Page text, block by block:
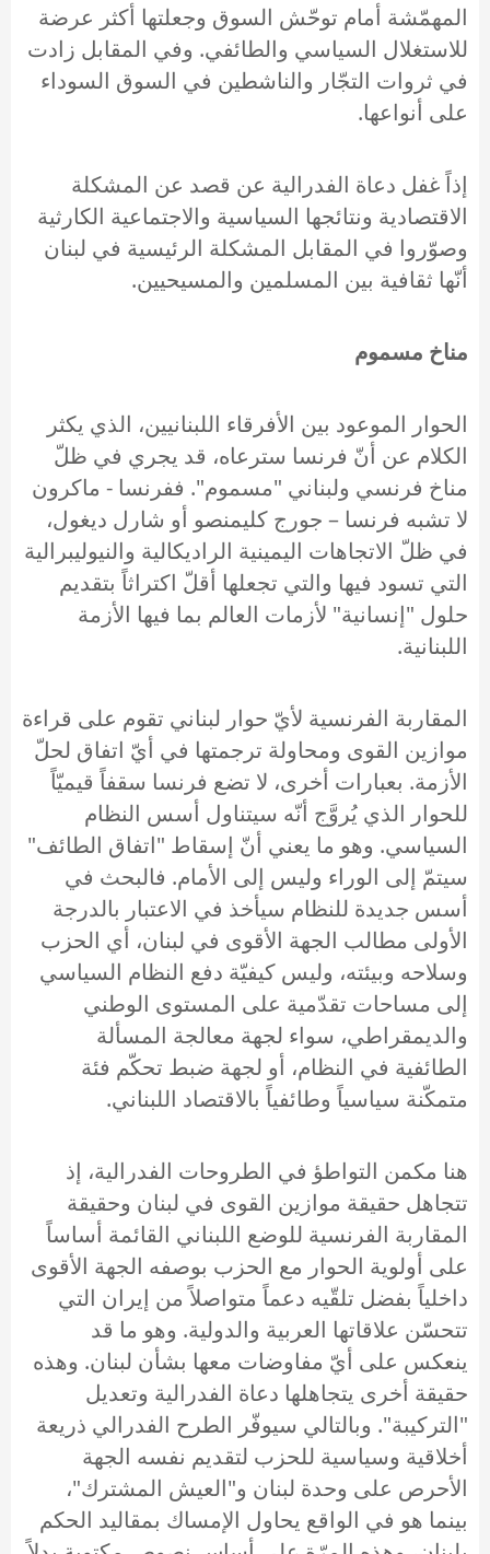
المهمّشة أمام توحّش السوق وجعلتها أكثر عرضة
للاستغلال السياسي والطائفي. وفي المقابل زادت
في ثروات التجّار والناشطين في السوق السوداء
على أنواعها.
إذاً غفل دعاة الفدرالية عن قصد عن المشكلة
الاقتصادية ونتائجها السياسية والاجتماعية الكارثية
وصوّروا في المقابل المشكلة الرئيسية في لبنان
أنّها ثقافية بين المسلمين والمسيحيين.
مناخ مسموم
الحوار الموعود بين الأفرقاء اللبنانيين، الذي يكثر
الكلام عن أنّ فرنسا سترعاه، قد يجري في ظلّ
مناخ فرنسي ولبناني "مسموم". ففرنسا - ماكرون
لا تشبه فرنسا – جورج كليمنصو أو شارل ديغول،
في ظلّ الاتجاهات اليمينية الراديكالية والنيوليبرالية
التي تسود فيها والتي تجعلها أقلّ اكتراثاً بتقديم
حلول "إنسانية" لأزمات العالم بما فيها الأزمة
اللبنانية.
المقاربة الفرنسية لأيّ حوار لبناني تقوم على قراءة
موازين القوى ومحاولة ترجمتها في أيّ اتفاق لحلّ
الأزمة. بعبارات أخرى، لا تضع فرنسا سقفاً قيميّاً
للحوار الذي يُروَّج أنّه سيتناول أسس النظام
السياسي. وهو ما يعني أنّ إسقاط "اتفاق الطائف"
سيتمّ إلى الوراء وليس إلى الأمام. فالبحث في
أسس جديدة للنظام سيأخذ في الاعتبار بالدرجة
الأولى مطالب الجهة الأقوى في لبنان، أي الحزب
وسلاحه وبيئته، وليس كيفيّة دفع النظام السياسي
إلى مساحات تقدّمية على المستوى الوطني
والديمقراطي، سواء لجهة معالجة المسألة
الطائفية في النظام، أو لجهة ضبط تحكّم فئة
متمكّنة سياسياً وطائفياً بالاقتصاد اللبناني.
هنا مكمن التواطؤ في الطروحات الفدرالية، إذ
تتجاهل حقيقة موازين القوى في لبنان وحقيقة
المقاربة الفرنسية للوضع اللبناني القائمة أساساً
على أولوية الحوار مع الحزب بوصفه الجهة الأقوى
داخلياً بفضل تلقّيه دعماً متواصلاً من إيران التي
تتحسّن علاقاتها العربية والدولية. وهو ما قد
ينعكس على أيّ مفاوضات معها بشأن لبنان. وهذه
حقيقة أخرى يتجاهلها دعاة الفدرالية وتعديل
"التركيبة". وبالتالي سيوفّر الطرح الفدرالي ذريعة
أخلاقية وسياسية للحزب لتقديم نفسه الجهة
الأحرص على وحدة لبنان و"العيش المشترك"،
بينما هو في الواقع يحاول الإمساك بمقاليد الحكم